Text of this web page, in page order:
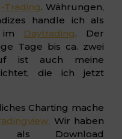
Trading. Währungen,
handle ich als
im
Daytrading. Der
Tage bis ca. zwei
ist auch meine
die ich jetzt
Charting mache
Wir haben
Download